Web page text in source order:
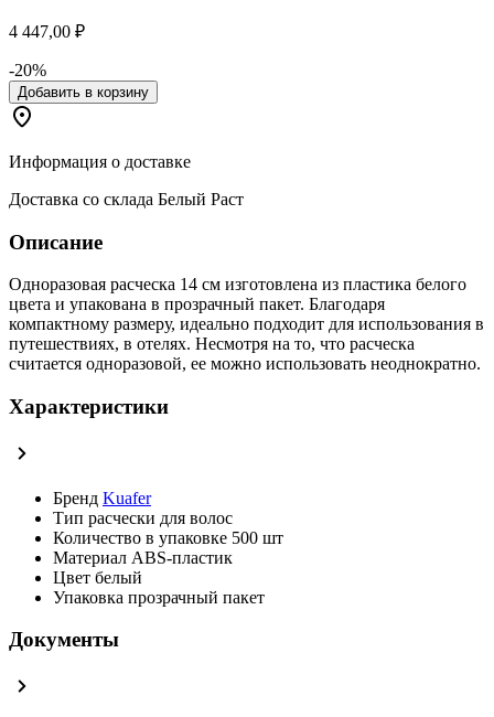
4 447,00 ₽
-20%
Добавить в корзину
Информация о доставке
Доставка со склада Белый Раст
Описание
Одноразовая расческа 14 см изготовлена из пластика белого
цвета и упакована в прозрачный пакет. Благодаря
компактному размеру, идеально подходит для использования в
путешествиях, в отелях. Несмотря на то, что расческа
считается одноразовой, ее можно использовать неоднократно.
Характеристики
Бренд Kuafer
Тип расчески для волос
Количество в упаковке 500 шт
Материал ABS-пластик
Цвет белый
Упаковка прозрачный пакет
Документы